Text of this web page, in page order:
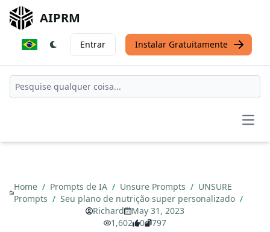
AIPRM
Entrar Instalar Gratuitamente
Home / Prompts de IA / Unsure Prompts / UNSURE
Prompts / Seu plano de nutrição super personalizado /
Richard
May 31, 2023
1,602
0 797